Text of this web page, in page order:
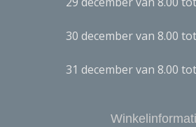
30 december van 8.00
31 december van 8.00